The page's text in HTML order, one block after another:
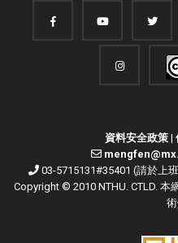
資料安全政策|
03-5715131#35401 (請於上
Copyright © 2010 NTHU. CTLD.